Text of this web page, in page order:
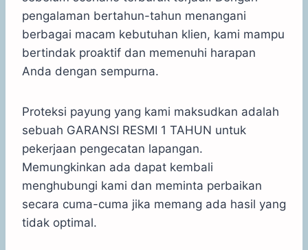
pengalaman bertahun-tahun menangani
berbagai macam kebutuhan klien, kami mampu
bertindak proaktif dan memenuhi harapan
Anda dengan sempurna.
Proteksi payung yang kami maksudkan adalah
sebuah GARANSI RESMI 1 TAHUN untuk
pekerjaan pengecatan lapangan.
Memungkinkan ada dapat kembali
menghubungi kami dan meminta perbaikan
secara cuma-cuma jika memang ada hasil yang
tidak optimal.